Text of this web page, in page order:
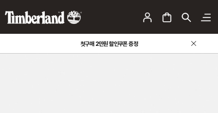
첫구매 2만원 할인쿠폰 증정